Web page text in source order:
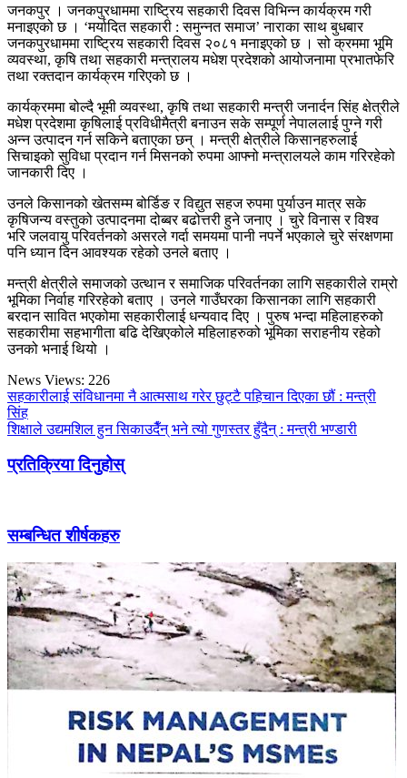
जनकपुर । जनकपुरधाममा राष्ट्रिय सहकारी दिवस विभिन्न कार्यक्रम गरी
मनाइएको छ । ‘मर्यादित सहकारी : समुन्नत समाज’ नाराका साथ बुधबार
जनकपुरधाममा राष्ट्रिय सहकारी दिवस २०८१ मनाइएको छ । सो क्रममा भूमि
व्यवस्था, कृषि तथा सहकारी मन्त्रालय मधेश प्रदेशको आयोजनामा प्रभातफेरि
तथा रक्तदान कार्यक्रम गरिएको छ ।
कार्यक्रममा बोल्दै भूमी व्यवस्था, कृषि तथा सहकारी मन्त्री जनार्दन सिंह क्षेत्रीले
मधेश प्रदेशमा कृषिलाई प्रविधीमैत्री बनाउन सके सम्पूर्ण नेपाललाई पुग्ने गरी
अन्न उत्पादन गर्न सकिने बताएका छन् । मन्त्री क्षेत्रीले किसानहरुलाई
सिचाइको सुविधा प्रदान गर्न मिसनको रुपमा आफ्नो मन्त्रालयले काम गरिरहेको
जानकारी दिए ।
उनले किसानको खेतसम्म बोर्डिङ र विद्युत सहज रुपमा पुर्याउन मात्र सके
कृषिजन्य वस्तुको उत्पादनमा दोब्बर बढोत्तरी हुने जनाए । चुरे विनास र विश्व
भरि जलवायु परिवर्तनको असरले गर्दा समयमा पानी नपर्ने भएकाले चुरे संरक्षणमा
पनि ध्यान दिन आवश्यक रहेको उनले बताए ।
मन्त्री क्षेत्रीले समाजको उत्थान र समाजिक परिवर्तनका लागि सहकारीले राम्रो
भूमिका निर्वाह गरिरहेको बताए । उनले गाउँघरका किसानका लागि सहकारी
बरदान सावित भएकोमा सहकारीलाई धन्यवाद दिए । पुरुष भन्दा महिलाहरुको
सहकारीमा सहभागीता बढि देखिएकोले महिलाहरुको भूमिका सराहनीय रहेको
उनको भनाई थियो ।
News Views: 226
सहकारीलाई संविधानमा नै आत्मसाथ गरेर छुट्टै पहिचान दिएका छौं : मन्त्री
सिंह
शिक्षाले उद्यमशिल हुन सिकाउदैँन् भने त्यो गुणस्तर हुँदैन् : मन्त्री भण्डारी
प्रतिक्रिया दिनुहोस्
सम्बन्धित शीर्षकहरु